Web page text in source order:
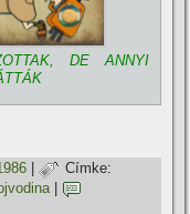
DE ANNYI
Címke: